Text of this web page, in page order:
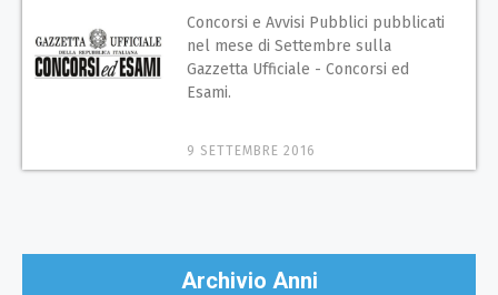
Concorsi e Avvisi Pubblici pubblicati
nel mese di Settembre sulla
Gazzetta Ufficiale - Concorsi ed
Esami.
9 SETTEMBRE 2016
Archivio Anni